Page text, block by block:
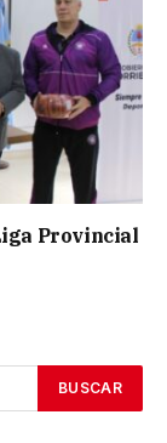
Provincial